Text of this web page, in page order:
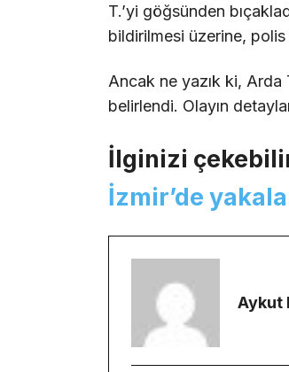
T.’yi göğsünden
bildirilmesi üzerine,
Ancak ne yazık ki, Arda
belirlendi. Olayın
İlginizi
İzmir’de
Aykut